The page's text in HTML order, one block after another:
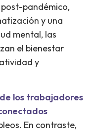
pandémico,
y una
mental, las
el bienestar
y
de los trabajadores
En contraste,